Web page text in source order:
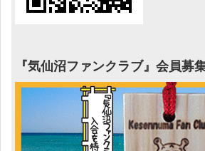
『気仙沼ファンクラブ』会員募